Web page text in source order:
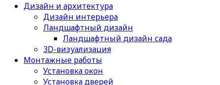
Дизайн и архитектура
Дизайн интерьера
Ландшафтный дизайн
Ландшафтный дизайн сада
3D-визуализация
Монтажные работы
Установка окон
Установка дверей